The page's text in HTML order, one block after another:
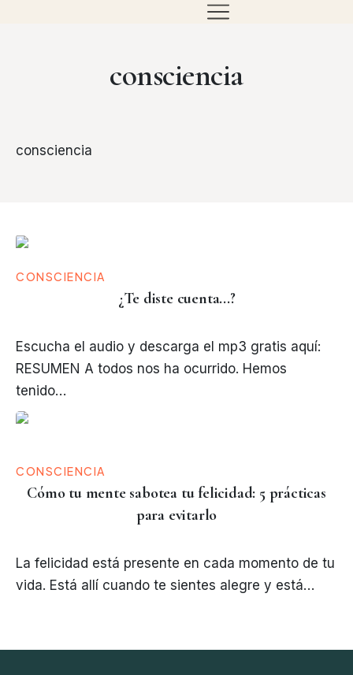
consciencia
consciencia
CONSCIENCIA
¿Te diste cuenta...?
Escucha el audio y descarga el mp3 gratis aquí:
RESUMEN A todos nos ha ocurrido. Hemos
tenido…
CONSCIENCIA
Cómo tu mente sabotea tu felicidad: 5 prácticas
para evitarlo
La felicidad está presente en cada momento de tu
vida. Está allí cuando te sientes alegre y está…